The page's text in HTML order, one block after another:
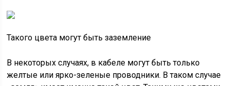
Такого цвета могут быть заземление
В некоторых случаях, в кабеле могут быть только
желтые или ярко-зеленые проводники. В таком случае